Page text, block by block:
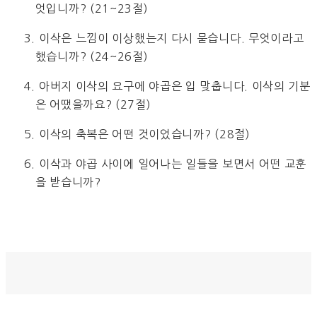
엇입니까? (21~23절)
3. 이삭은 느낌이 이상했는지 다시 묻습니다. 무엇이라고
했습니까? (24~26절)
4. 아버지 이삭의 요구에 야곱은 입 맞춥니다. 이삭의 기분
은 어땠을까요? (27절)
5. 이삭의 축복은 어떤 것이었습니까? (28절)
6. 이삭과 야곱 사이에 일어나는 일들을 보면서 어떤 교훈
을 받습니까?